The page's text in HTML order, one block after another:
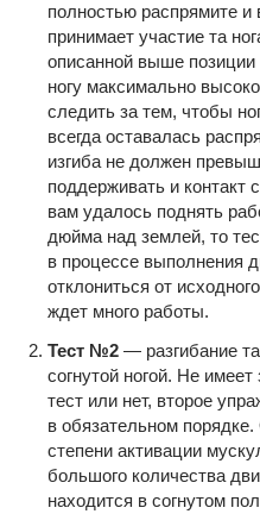
полностью распрямите и
принимает участие та
описанной выше
ногу максимально
следить за тем, чтобы
всегда оставалась
изгиба не должен
поддерживать и контакт
вам удалось поднять
дюйма над землей, то
в процессе выполнения
отклониться от
ждет много работы.
Тест №2 — разгибание
согнутой ногой. Не
тест или нет, второе
в обязательном
степени активации
большого количества
находится в согнутом